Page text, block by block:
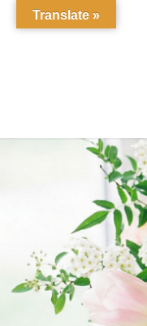
Translate »